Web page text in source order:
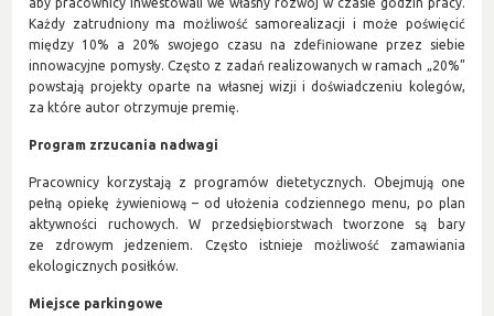
Każdy zatrudniony ma możliwość samorealizacji i może poświęcić
między 10% a 20% swojego czasu na zdefiniowane przez siebie
innowacyjne pomysły. Często z zadań realizowanych w ramach „20%”
powstają projekty oparte na własnej wizji i doświadczeniu kolegów,
za które autor otrzymuje premię.
Program zrzucania nadwagi
Pracownicy korzystają z programów dietetycznych. Obejmują one
pełną opiekę żywieniową – od ułożenia codziennego menu, po plan
aktywności ruchowych. W przedsiębiorstwach tworzone są bary
ze zdrowym jedzeniem. Często istnieje możliwość zamawiania
ekologicznych posiłków.
Miejsce parkingowe